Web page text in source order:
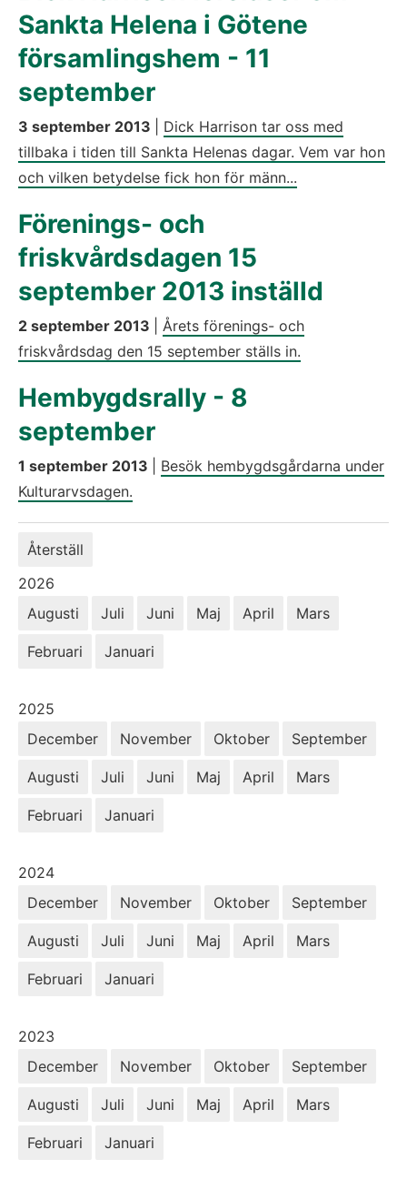
Sankta Helena i Götene
församlingshem - 11
september
3 september 2013
Dick Harrison tar oss med
tillbaka i tiden till Sankta Helenas dagar. Vem var hon
och vilken betydelse fick hon för männ...
Förenings- och
friskvårdsdagen 15
september 2013 inställd
2 september 2013
Årets förenings- och
friskvårdsdag den 15 september ställs in.
Hembygdsrally - 8
september
1 september 2013
Besök hembygdsgårdarna under
Kulturarvsdagen.
Återställ
År:
2026
Augusti
Juli Juni Maj April Mars
Februari Januari
År:
2025
December
November Oktober September
Augusti Juli Juni Maj April Mars
Februari Januari
År:
2024
December
November Oktober September
Augusti Juli Juni Maj April Mars
Februari Januari
År:
2023
December
November Oktober September
Augusti Juli Juni Maj April Mars
Februari Januari